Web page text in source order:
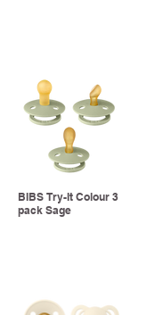
BIBS Try-It Colour 3
pack Sage